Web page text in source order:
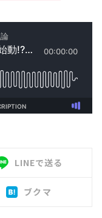
LINEで送る
ブクマ